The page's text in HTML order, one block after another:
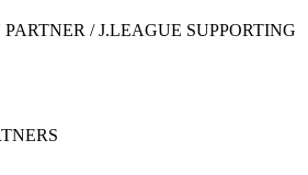
/ J.LEAGUE SUPPORTING